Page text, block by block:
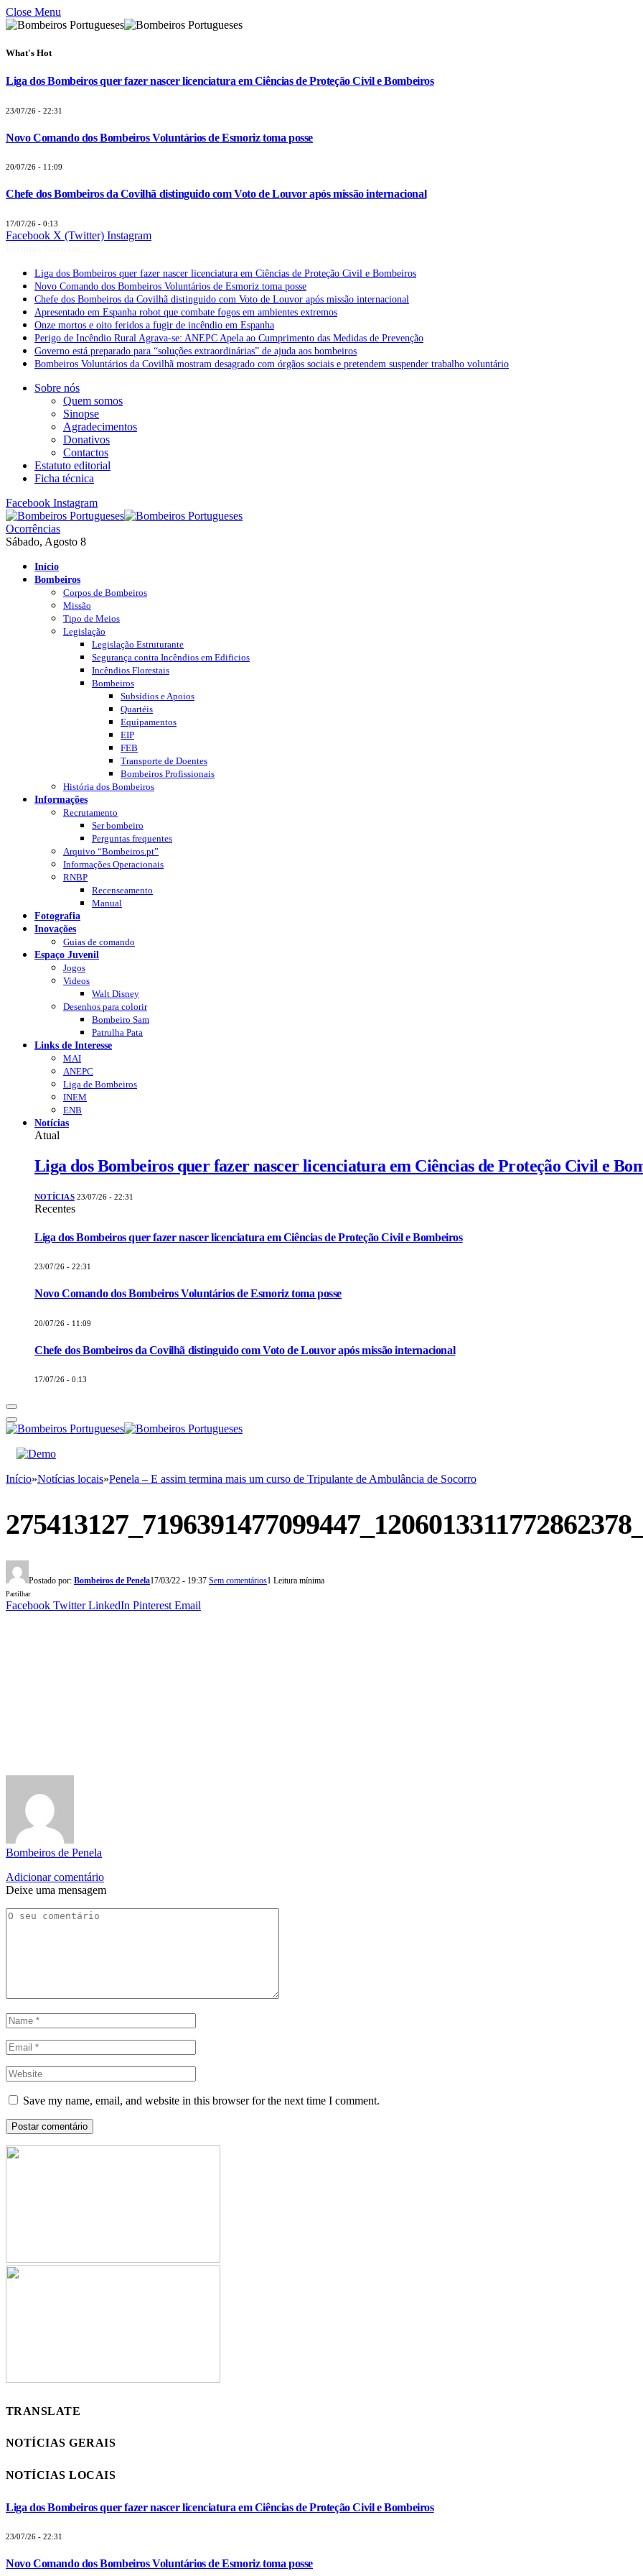
Close Menu
What's Hot
Liga dos Bombeiros quer fazer nascer licenciatura em Ciências de Proteção Civil e Bombeiros
23/07/26 - 22:31
Novo Comando dos Bombeiros Voluntários de Esmoriz toma posse
20/07/26 - 11:09
Chefe dos Bombeiros da Covilhã distinguido com Voto de Louvor após missão internacional
17/07/26 - 0:13
Facebook X (Twitter) Instagram
Liga dos Bombeiros quer fazer nascer licenciatura em Ciências de Proteção Civil e Bombeiros
Novo Comando dos Bombeiros Voluntários de Esmoriz toma posse
Chefe dos Bombeiros da Covilhã distinguido com Voto de Louvor após missão internacional
Apresentado em Espanha robot que combate fogos em ambientes extremos
Onze mortos e oito feridos a fugir de incêndio em Espanha
Perigo de Incêndio Rural Agrava-se: ANEPC Apela ao Cumprimento das Medidas de Prevenção
Governo está preparado para “soluções extraordinárias” de ajuda aos bombeiros
Bombeiros Voluntários da Covilhã mostram desagrado com órgãos sociais e pretendem suspender trabalho voluntário
Sobre nós
Quem somos
Sinopse
Agradecimentos
Donativos
Contactos
Estatuto editorial
Ficha técnica
Facebook Instagram
Ocorrências
Sábado, Agosto 8
Início
Bombeiros
Corpos de Bombeiros
Missão
Tipo de Meios
Legislação
Legislação Estruturante
Segurança contra Incêndios em Edificios
Incêndios Florestais
Bombeiros
Subsídios e Apoios
Quartéis
Equipamentos
EIP
FEB
Transporte de Doentes
Bombeiros Profissionais
História dos Bombeiros
Informações
Recrutamento
Ser bombeiro
Perguntas frequentes
Arquivo “Bombeiros.pt”
Informações Operacionais
RNBP
Recenseamento
Manual
Fotografia
Inovações
Guias de comando
Espaço Juvenil
Jogos
Videos
Walt Disney
Desenhos para colorir
Bombeiro Sam
Patrulha Pata
Links de Interesse
MAI
ANEPC
Liga de Bombeiros
INEM
ENB
Notícias
Atual
Liga dos Bombeiros quer fazer nascer licenciatura em Ciências de Proteção Civil e
NOTÍCIAS 23/07/26 - 22:31
Recentes
Liga dos Bombeiros quer fazer nascer licenciatura em Ciências de Proteção Civil e Bombeiros
23/07/26 - 22:31
Novo Comando dos Bombeiros Voluntários de Esmoriz toma posse
20/07/26 - 11:09
Chefe dos Bombeiros da Covilhã distinguido com Voto de Louvor após missão internacional
17/07/26 - 0:13
Início»Notícias locais»Penela – E assim termina mais um curso de Tripulante de Ambulância de Socorro
Postado por: Bombeiros de Penela17/03/22 - 19:37 Sem comentários1 Leitura mínima
Partilhar
Facebook Twitter LinkedIn Pinterest Email
Bombeiros de Penela
Adicionar comentário
Deixe uma mensagem
Save my name, email, and website in this browser for the next time I comment.
TRANSLATE
NOTÍCIAS GERAIS
NOTÍCIAS LOCAIS
Liga dos Bombeiros quer fazer nascer licenciatura em Ciências de Proteção Civil e Bombeiros
23/07/26 - 22:31
Novo Comando dos Bombeiros Voluntários de Esmoriz toma posse